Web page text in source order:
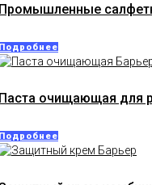
очищающая для